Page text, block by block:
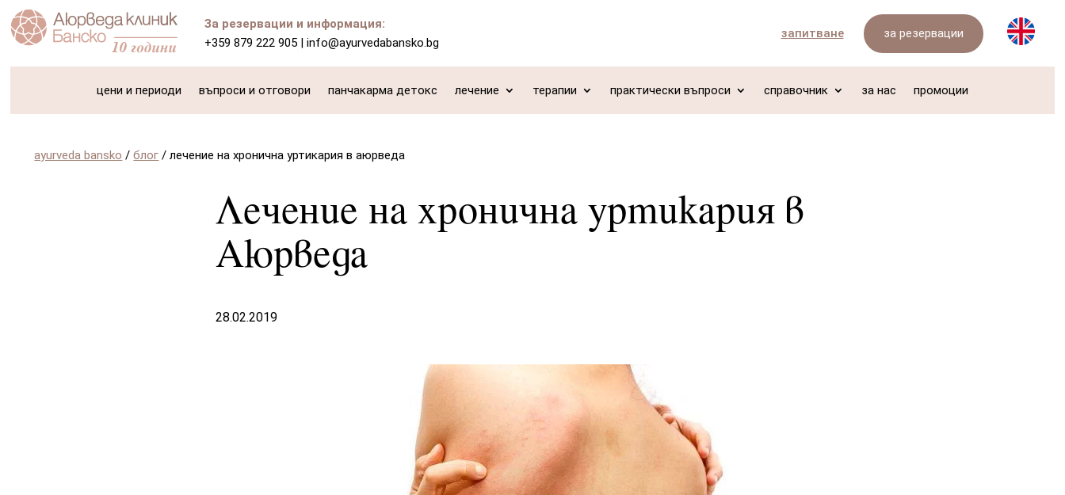
За резервации и информация:
+359 879 222 905 |info@ayurvedabansko.bg
запитване за резервации
цени и периоди въпроси и отговори панчакарма детокс лечение терапии практически въпроси справочник за нас промоции
ayurveda bansko /блог /лечение на хронична уртикария в аюрведа
Лечение на хронична уртикария в
Аюрведа
28.02.2019